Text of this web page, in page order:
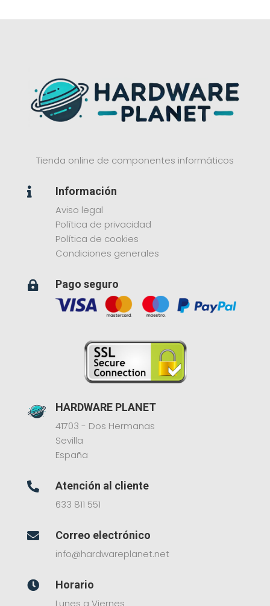
Tienda online de componentes informáticos

Información
Aviso legal
Política de privacidad
Política de cookies
Condiciones generales
 Pago seguro
HARDWARE PLANET
41703 - Dos Hermanas
Sevilla
España

Atención al cliente
633 811 551

Correo electrónico
info@hardwareplanet.net

Horario